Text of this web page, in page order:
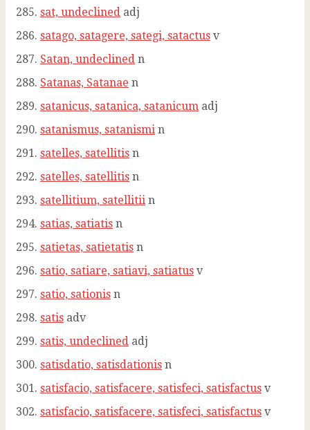
sat, undeclined adj
satago, satagere, sategi, satactus v
Satan, undeclined n
Satanas, Satanae n
satanicus, satanica, satanicum adj
satanismus, satanismi n
satelles, satellitis n
satelles, satellitis n
satellitium, satellitii n
satias, satiatis n
satietas, satietatis n
satio, satiare, satiavi, satiatus v
satio, sationis n
satis adv
satis, undeclined adj
satisdatio, satisdationis n
satisfacio, satisfacere, satisfeci, satisfactus v
satisfacio, satisfacere, satisfeci, satisfactus v